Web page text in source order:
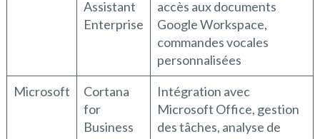
Assistant
Enterprise
accès aux documents
Google Workspace,
commandes vocales
personnalisées
Microsoft
Cortana
for
Business
Intégration avec
Microsoft Office, gestion
des tâches, analyse de